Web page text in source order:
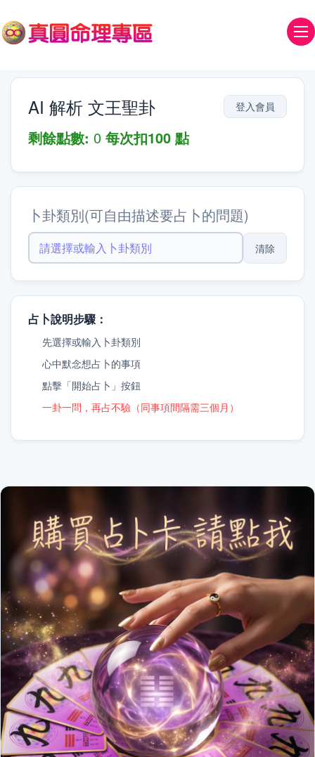
AI 解析 文王聖卦
剩餘點數: 0 每次扣100 點
卜卦類別(可自由描述要占卜的問題)
清除
占卜說明步驟：
先選擇或輸入卜卦類別
心中默念想占卜的事項
點擊「開始占卜」按鈕
一卦一問，再占不驗（同事項間隔需三個月）